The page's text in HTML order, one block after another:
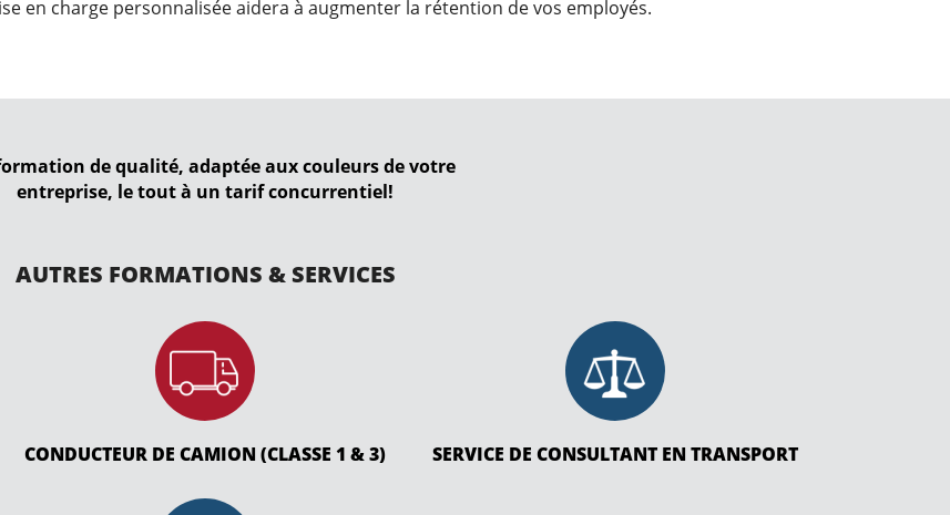
en charge personnalisée aidera à augmenter la rétention de vos employés.
de qualité, adaptée aux couleurs de votre
entreprise, le tout à un tarif concurrentiel!
AUTRES FORMATIONS & SERVICES
CONDUCTEUR DE CAMION (CLASSE 1 & 3) SERVICE DE CONSULTANT EN TRANSPORT